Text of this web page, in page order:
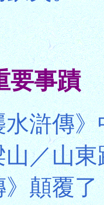
要事蹟
滸傳
／山
顛覆